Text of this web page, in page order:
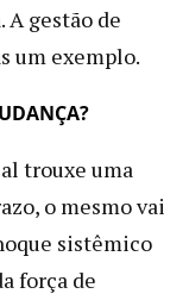
A gestão de
um exemplo.
trouxe uma
o mesmo vai
sistêmico
força de